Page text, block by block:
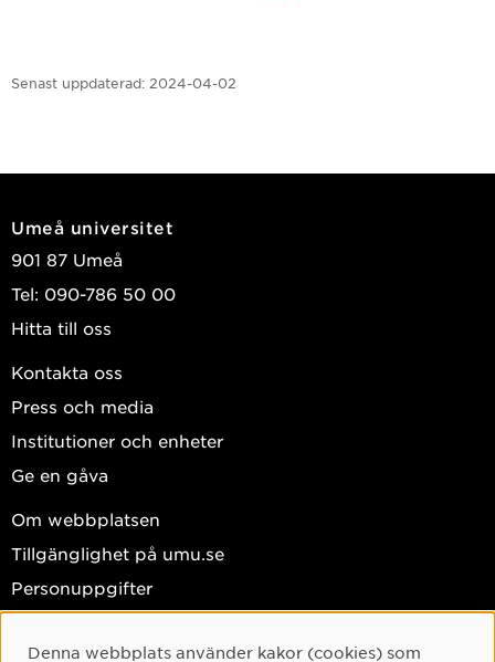
Senast uppdaterad: 2024-04-02
Umeå universitet
901 87 Umeå
Tel: 090-786 50 00
Hitta till oss
Kontakta oss
Press och media
Institutioner och enheter
Ge en gåva
Om webbplatsen
Tillgänglighet på umu.se
Personuppgifter
Denna webbplats använder kakor (cookies) som